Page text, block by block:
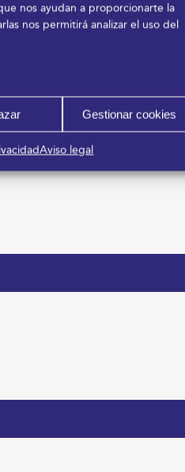
nos ayudan a proporcionarte la
nos permitirá analizar el uso del
Gestionar cookies
Aviso legal